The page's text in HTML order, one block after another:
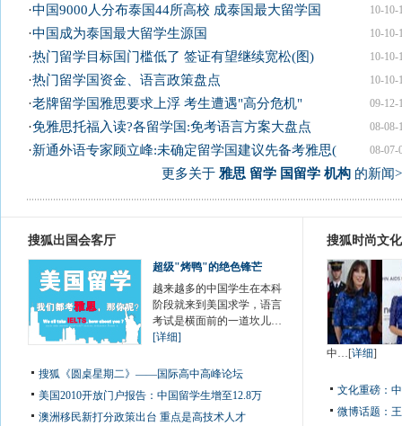
10-10-
·中国9000人分布泰国44所高校 成泰国最大留学国
10-10-
·中国成为泰国最大留学生源国
10-10-
·热门留学目标国门槛低了 签证有望继续宽松(图)
10-10-
·热门留学国资金、语言政策盘点
09-12-
·老牌留学国雅思要求上浮 考生遭遇"高分危机"
08-08-
·免雅思托福入读?各留学国:免考语言方案大盘点
08-07-
·新通外语专家顾立峰:未确定留学国建议先备考雅思(
更多关于 雅思 留学 国留学 机构的新闻
搜狐出国会客厅
超级"烤鸭"的绝色锋芒
越来越多的中国学生在本科
阶段就来到美国求学，语言
考试是横面前的一道坎儿…
[详细]
搜狐《圆桌星期二》——国际高中高峰论坛
美国2010开放门户报告：中国留学生增至12.8万
澳洲移民新打分政策出台 重点是高技术人才
搜狐时尚文
中…[详细]
文化重磅：
微博话题：